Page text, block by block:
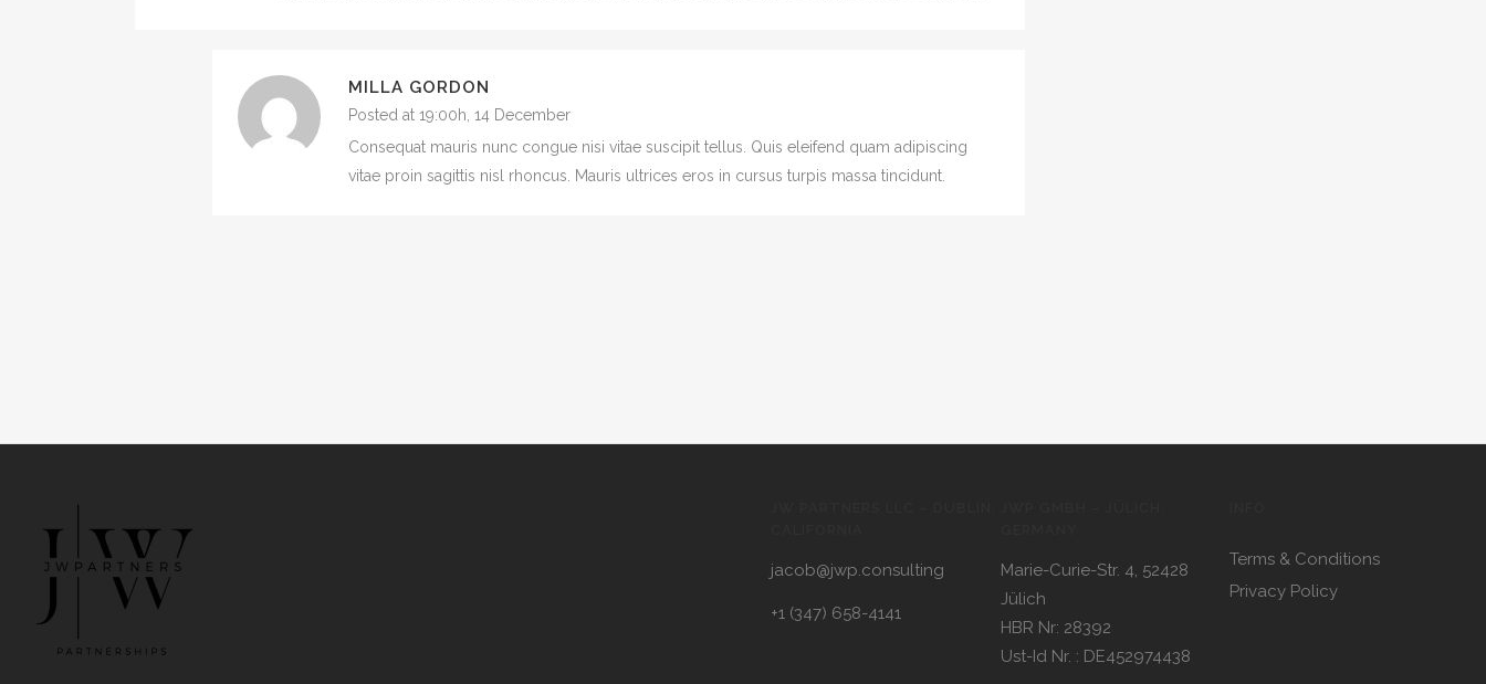
MILLA GORDON
Posted at 19:00h, 14 December
Consequat mauris nunc congue nisi vitae suscipit tellus. Quis eleifend quam adipiscing
vitae proin sagittis nisl rhoncus. Mauris ultrices eros in cursus turpis massa tincidunt.
jacob@jwp.consulting
+1 (347) 658-4141
Marie-Curie-Str. 4, 52428
Jülich
HBR Nr: 28392
Ust-Id Nr. : DE452974438
Terms & Conditions
Privacy Policy